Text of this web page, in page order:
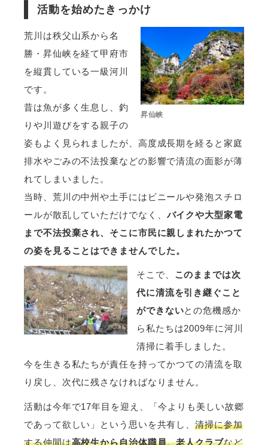
活動を始めたきっかけ
昇仙峡
荒川は秩父山系から名
勝・昇仙峡を経て甲府市
を縦貫している一級河川
です。
昔は魚が多く生息し、釣
りや川遊びをする親子の
姿もよく見られましたが、高度成長期を経ると家庭
排水やごみの不法投棄などの影響で清流の面影が薄
れてしまいました。
当時、荒川の中州や土手にはビニールや発泡スチロ
ールが散乱していただけでなく、 バイクや大型家電
まで不法投棄され、そこに市民に親しまれたかつて
の姿を見ることはできませんでした。
そこで、 このままでは次
代に清流を引き継ぐこと
ができないとの危機感か
ら私たちは2009年に河川
清掃に着手しました。
今を生きる私たちが責任を持ってかつての清流を取
り戻し、次代に残さなければなりません。
活動は今年で17年目を迎え、「今よりも美しい故郷
であって欲しい」という思いを共有し、清掃に参加
する仲間は高校生から自治体職員、老人クラブなど